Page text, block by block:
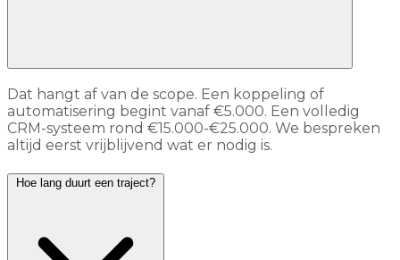
Dat hangt af van de scope. Een koppeling of
automatisering begint vanaf €5.000. Een volledig
CRM-systeem rond €15.000-€25.000. We bespreken
altijd eerst vrijblijvend wat er nodig is.
Hoe lang duurt een traject?